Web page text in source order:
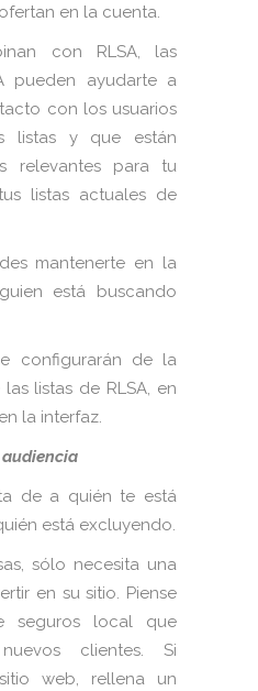
en la cuenta.
con RLSA, las
pueden ayudarte a
con los usuarios
listas y que están
relevantes para tu
listas actuales de
mantenerte en la
está buscando
configurarán de la
listas de RLSA, en
la interfaz.
de a quién te está
está excluyendo.
sólo necesita una
en su sitio. Piense
seguros local que
clientes. Si
web, rellena un